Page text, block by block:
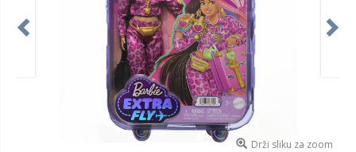
Drži sliku za zoom